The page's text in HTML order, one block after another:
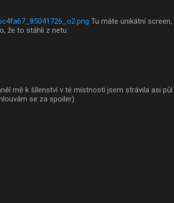
Tu máte unikátní
že to stáhli z netu
mě k šílenství v té místnosti jsem strávila asi
se za spoiler)